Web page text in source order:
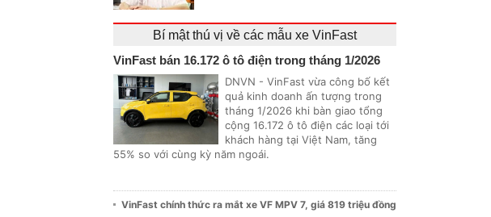
Bí mật thú vị về các mẫu xe VinFast
VinFast bán 16.172 ô tô điện trong tháng 1/2026
DNVN - VinFast vừa công bố kết
quả kinh doanh ấn tượng trong
tháng 1/2026 khi bàn giao tổng
cộng 16.172 ô tô điện các loại tới
khách hàng tại Việt Nam, tăng
55% so với cùng kỳ năm ngoái.
VinFast chính thức ra mắt xe VF MPV 7, giá 819 triệu đồng